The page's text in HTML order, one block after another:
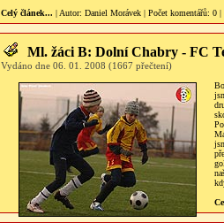
Celý článek... | Autor: Daniel Morávek | Počet komentářů: 0 |
Ml. žáci B: Dolní Chabry - FC
Vydáno dne 06. 01. 2008 (1667 přečtení)